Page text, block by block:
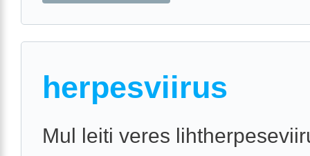
herpesviirus
Mul leiti veres